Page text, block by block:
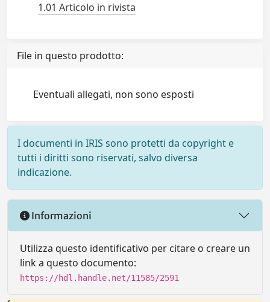
1.01 Articolo in rivista
File in questo prodotto:
Eventuali allegati, non sono esposti
I documenti in IRIS sono protetti da copyright e
tutti i diritti sono riservati, salvo diversa
indicazione.
Informazioni
Utilizza questo identificativo per citare o creare un
link a questo documento:
https://hdl.handle.net/11585/2591